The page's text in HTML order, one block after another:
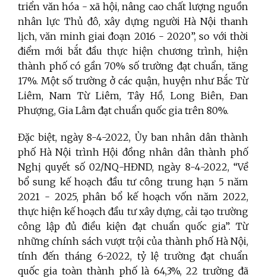
triển văn hóa - xã hội, nâng cao chất lượng nguồn
nhân lực Thủ đô, xây dựng người Hà Nội thanh
lịch, văn minh giai đoạn 2016 - 2020”, so với thời
điểm mới bắt đầu thực hiện chương trình, hiện
thành phố có gần 70% số trường đạt chuẩn, tăng
17%. Một số trường ở các quận, huyện như Bắc Từ
Liêm, Nam Từ Liêm, Tây Hồ, Long Biên, Đan
Phượng, Gia Lâm đạt chuẩn quốc gia trên 80%.
Đặc biệt, ngày 8-4-2022, Ủy ban nhân dân thành
phố Hà Nội trình Hội đồng nhân dân thành phố
Nghị quyết số 02/NQ-HĐND, ngày 8-4-2022, “Về
bổ sung kế hoạch đầu tư công trung hạn 5 năm
2021 - 2025, phân bổ kế hoạch vốn năm 2022,
thực hiện kế hoạch đầu tư xây dựng, cải tạo trường
công lập đủ điều kiện đạt chuẩn quốc gia”. Từ
những chính sách vượt trội của thành phố Hà Nội,
tính đến tháng 6-2022, tỷ lệ trường đạt chuẩn
quốc gia toàn thành phố là 64,3%, 22 trường đã